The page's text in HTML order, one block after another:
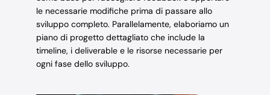
le necessarie modifiche prima di passare allo
sviluppo completo. Parallelamente, elaboriamo un
piano di progetto dettagliato che include la
timeline, i deliverable e le risorse necessarie per
ogni fase dello sviluppo.